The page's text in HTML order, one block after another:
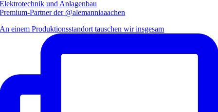
Elektrotechnik und Anlagenbau
Premium-Partner der @alemanniaaachen
An einem Produktionsstandort tauschen wir insgesam